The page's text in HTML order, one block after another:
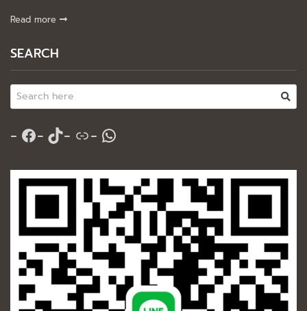
Read more
SEARCH
Facebook
TikTok
LinkWhatsApp